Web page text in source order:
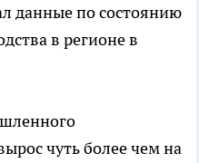
данные по состоянию
в регионе в
чуть более чем на